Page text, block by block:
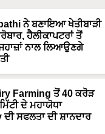
ਨੇ ਬਣਾਇਆ ਖੇਤੀਬਾੜੀ
ਹੈਲੀਕਾਪਟਰਾਂ ਤੋਂ
ਨਾਲ ਲਿਆਉਣਗੇ
Farming ਤੋਂ 40 ਕਰੋੜ
ਦੇ ਮਹਾਯੋਧਾ
ਸਫਲਤਾ ਦੀ ਸ਼ਾਨਦਾਰ